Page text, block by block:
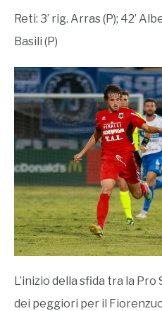
Reti: 3’ rig. Arras (P); 42’
Basili (P)
L’inizio della sfida tra la
dei peggiori per il